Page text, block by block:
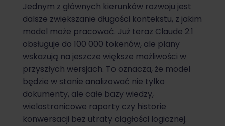
Jednym z głównych kierunków rozwoju jest
dalsze zwiększanie długości kontekstu, z jakim
model może pracować. Już teraz Claude 2.1
obsługuje do 100 000 tokenów, ale plany
wskazują na jeszcze większe możliwości w
przyszłych wersjach. To oznacza, że model
będzie w stanie analizować nie tylko
dokumenty, ale całe bazy wiedzy,
wielostronicowe raporty czy historie
konwersacji bez utraty ciągłości logicznej.